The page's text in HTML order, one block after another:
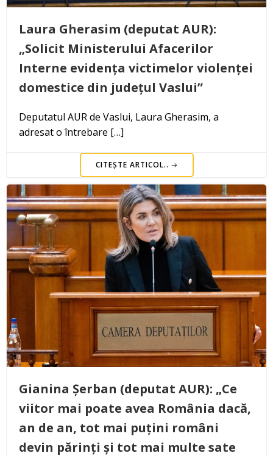
Laura Gherasim (deputat AUR):
„Solicit Ministerului Afacerilor
Interne evidența victimelor violenței
domestice din județul Vaslui”
Deputatul AUR de Vaslui, Laura Gherasim, a
adresat o întrebare […]
CITEȘTE ARTICOL..
Gianina Șerban (deputat AUR): „Ce
viitor mai poate avea România dacă,
an de an, tot mai puțini români
devin părinți și tot mai multe sate